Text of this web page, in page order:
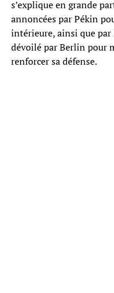
s’explique en grande
annoncées par Pékin
intérieure, ainsi que
dévoilé par Berlin pour
renforcer sa défense.